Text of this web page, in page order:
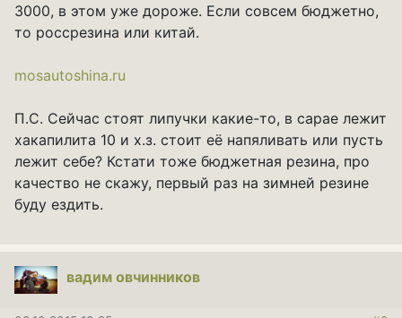
3000, в этом уже дороже. Если совсем бюджетно,
то россрезина или китай.
mosautoshina.ru
П.С. Сейчас стоят липучки какие-то, в сарае лежит
хакапилита 10 и х.з. стоит её напяливать или пусть
лежит себе? Кстати тоже бюджетная резина, про
качество не скажу, первый раз на зимней резине
буду ездить.
вадим овчинников